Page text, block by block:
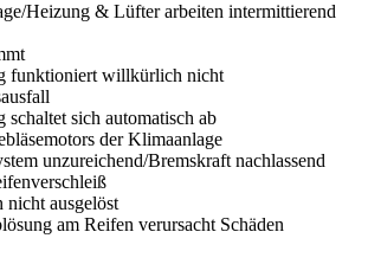
Heizung & Lüfter arbeiten intermittierend
funktioniert willkürlich nicht
schaltet sich automatisch ab
der Klimaanlage
unzureichend/Bremskraft nachlassend
nicht ausgelöst
am Reifen verursacht Schäden